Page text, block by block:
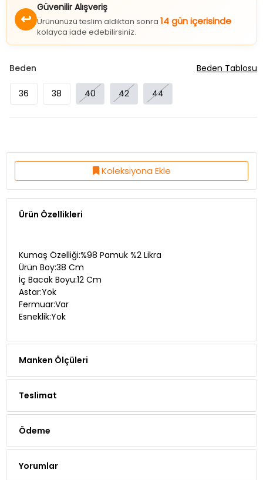
↩
Güvenilir Alışveriş
Ürününüzü teslim aldıktan sonra 14 gün içerisinde
kolayca iade edebilirsiniz.
Beden
36 38 40 42 44
Beden Tablosu
Koleksiyona Ekle
Ürün Özellikleri
Kumaş Özelliği:%98 Pamuk %2 Likra
Ürün Boy:38 Cm
İç Bacak Boyu:12 Cm
Astar:Yok
Fermuar:Var
Esneklik:Yok
Manken Ölçüleri
Teslimat
Ödeme
Yorumlar